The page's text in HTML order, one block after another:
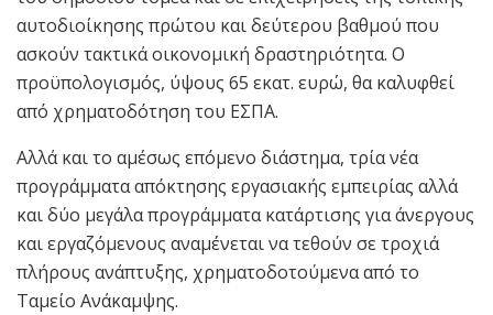
αυτοδιοίκησης πρώτου και δεύτερου βαθμού που
ασκούν τακτικά οικονομική δραστηριότητα. Ο
προϋπολογισμός, ύψους 65 εκατ. ευρώ, θα καλυφθεί
από χρηματοδότηση του ΕΣΠΑ.
Αλλά και το αμέσως επόμενο διάστημα, τρία νέα
προγράμματα απόκτησης εργασιακής εμπειρίας αλλά
και δύο μεγάλα προγράμματα κατάρτισης για άνεργους
και εργαζόμενους αναμένεται να τεθούν σε τροχιά
πλήρους ανάπτυξης, χρηματοδοτούμενα από το
Ταμείο Ανάκαμψης.